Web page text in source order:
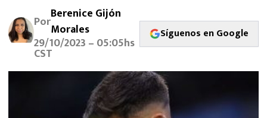
FUTBOL INTERNACIONAL
MEXICANOS EN EL EXTRANJERO
FUTBOL ESTUFA
PorBerenice Gijón
Morales
29/10/2023 – 05:05hs
CST
Síguenos en Google